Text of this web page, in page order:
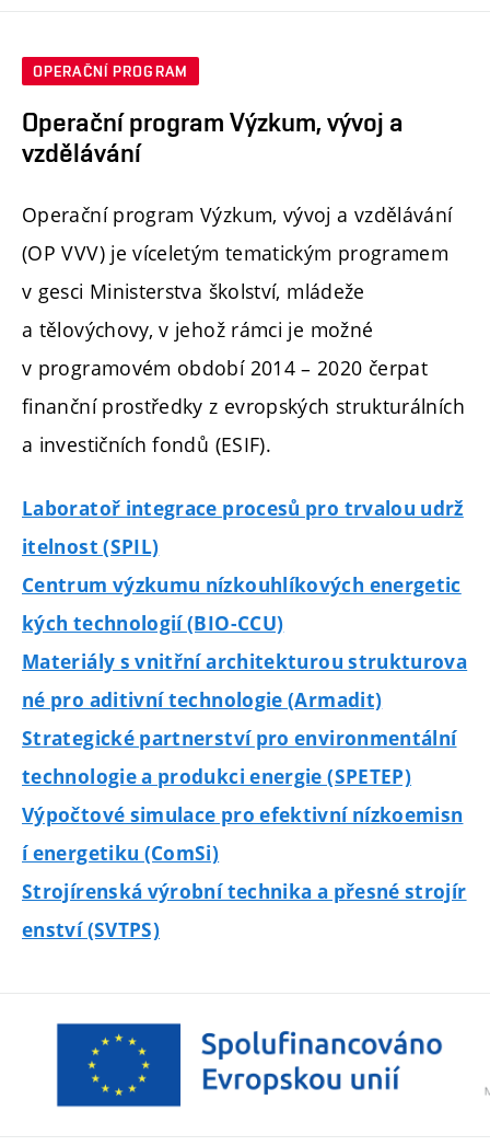
OPERAČNÍ PROGRAM
Operační program Výzkum, vývoj a
vzdělávání
Operační program Výzkum, vývoj a vzdělávání
(OP VVV) je víceletým tematickým programem
v gesci Ministerstva školství, mládeže
a tělovýchovy, v jehož rámci je možné
v programovém období 2014 – 2020 čerpat
finanční prostředky z evropských strukturálních
a investičních fondů (ESIF).
Laboratoř integrace procesů pro trvalou udrž
itelnost (SPIL)
Centrum výzkumu nízkouhlíkových energetic
kých technologií (BIO-CCU)
Materiály s vnitřní architekturou strukturova
né pro aditivní technologie (Armadit)
Strategické partnerství pro environmentální
technologie a produkci energie (SPETEP)
Výpočtové simulace pro efektivní nízkoemisn
í energetiku (ComSi)
Strojírenská výrobní technika a přesné strojír
enství (SVTPS)